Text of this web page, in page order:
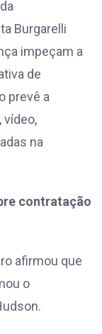
Burgarelli
impeçam a
de
prevê a
vídeo,
na
contratação
afirmou que
o